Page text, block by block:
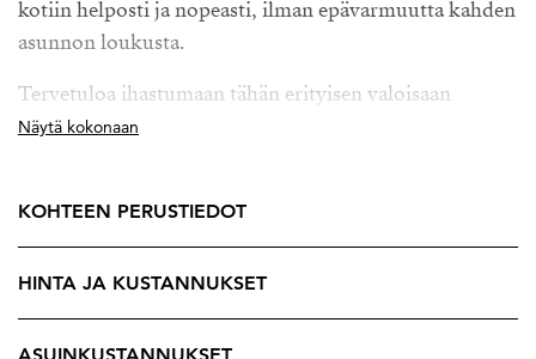
kotiin helposti ja nopeasti, ilman epävarmuutta kahden
asunnon loukusta.
Tervetuloa ihastumaan tähän erityisen valoisaan
kulmahuoneistoon Westendin arvostetulla
kokonaisuuden.
Kodissa on hyvänkokoinen makuuhuone sekä tilava
Näytä kokonaan
KOHTEEN PERUSTIEDOT
HINTA JA KUSTANNUKSET